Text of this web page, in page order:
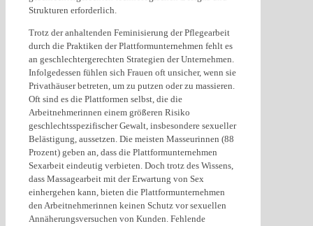
Strukturen erforderlich.
Trotz der anhaltenden Feminisierung der Pflegearbeit
durch die Praktiken der Plattformunternehmen fehlt es
an geschlechtergerechten Strategien der Unternehmen.
Infolgedessen fühlen sich Frauen oft unsicher, wenn sie
Privathäuser betreten, um zu putzen oder zu massieren.
Oft sind es die Plattformen selbst, die die
Arbeitnehmerinnen einem größeren Risiko
geschlechtsspezifischer Gewalt, insbesondere sexueller
Belästigung, aussetzen. Die meisten Masseurinnen (88
Prozent) geben an, dass die Plattformunternehmen
Sexarbeit eindeutig verbieten. Doch trotz des Wissens,
dass Massagearbeit mit der Erwartung von Sex
einhergehen kann, bieten die Plattformunternehmen
den Arbeitnehmerinnen keinen Schutz vor sexuellen
Annäherungsversuchen von Kunden. Fehlende